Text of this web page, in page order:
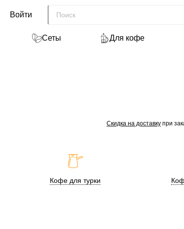
Войти
Сеты Для кофе
Скидка на доставку при
Кофе для турки